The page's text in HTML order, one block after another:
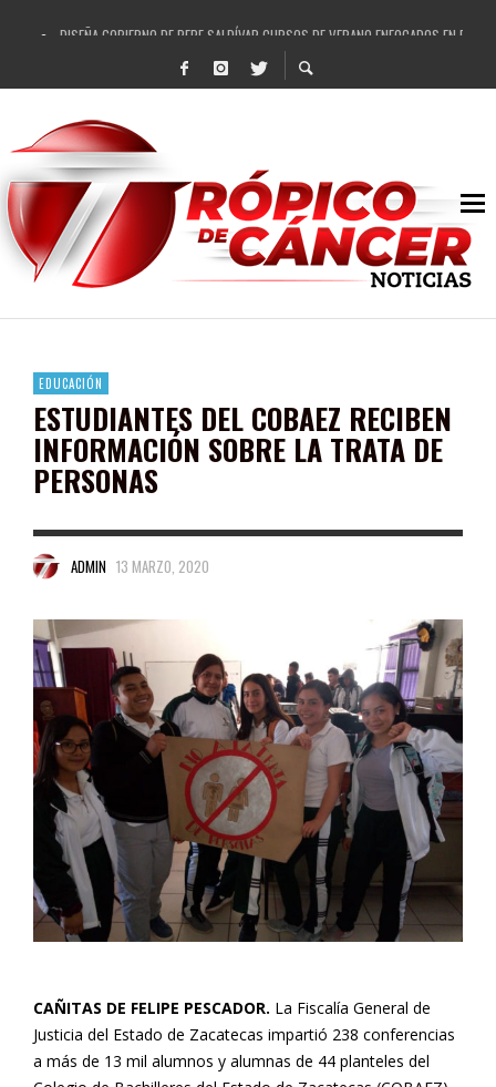
DISEÑA GOBIERNO DE PEPE SALDÍVAR CURSOS DE VERANO ENFOCADOS EN
REFRENDAN LOS 28 DELEGADOS Y 14 COMISARIADOS DE GUADALUPE APOYO A
FORTALECE GOBIERNO DE PEPE SALDÍVAR LA EDUCACIÓN EN LA ZACATECANA
GOBIERNO DE PEPE SALDÍVAR Y GRUPO FEMSA GENERAN MÁS DE 3 MIL EMPLEOS
CUARTA FERIA EXPO AGROPECUARIA TRAJO BENEFICIO DIRECTO A GUADALUPE:
RECONOCE PEPE SALDÍVAR A ARTISTA ZACATECANA VICTORIA HERNÁNDEZ
EGRESA GOBIERNO DE PEPE SALDÍVAR A 500 NUEVAS EMPRESARIAS
SON MUJERES GUADALUPENSES PRINCIPALES BENEFICIADAS DEL PROGRAMA
EDUCACIÓN
ESTUDIANTES DEL COBAEZ RECIBEN
INFORMACIÓN SOBRE LA TRATA DE
PERSONAS
ADMIN 13 MARZO, 2020
CAÑITAS DE FELIPE PESCADOR. La Fiscalía General de
Justicia del Estado de Zacatecas impartió 238 conferencias
a más de 13 mil alumnos y alumnas de 44 planteles del